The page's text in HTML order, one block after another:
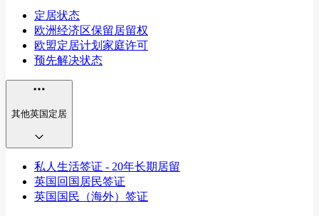
定居状态
欧洲经济区保留居留权
欧盟定居计划家庭许可
预先解决状态
其他英国定居
私人生活签证 - 20年长期居留
英国回国居民签证
英国国民（海外）签证